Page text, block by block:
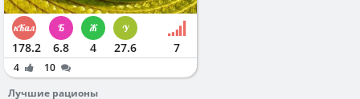
178.2 6.8 4 27.6 7
4
10
Лучшие рационы